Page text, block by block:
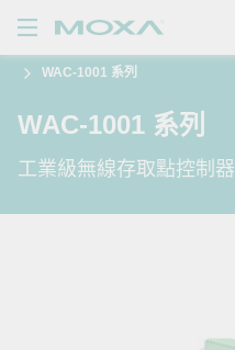
品
決方案
援
WAC-1001 系列
WAC-1001 系列
工業級無線存取點控制器
查看詢價明細